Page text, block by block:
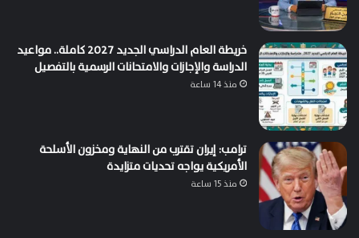
خريطة العام الدراسي الجديد 2027 كاملة.. مواعيد
الدراسة والإجازات والامتحانات الرسمية بالتفصيل
منذ 14 ساعة
ترامب: إيران تقترب من النهاية ومخزون الأسلحة
الأمريكية يواجه تحديات متزايدة
منذ 15 ساعة